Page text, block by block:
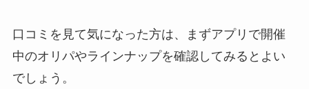
口コミを見て気になった方は、まずアプリで開催
中のオリパやラインナップを確認してみるとよい
でしょう。